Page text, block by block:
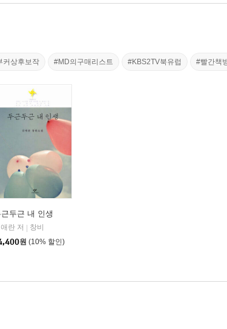
커상후보작 #MD의구매리스트 #KBS2TV북유럽 #빨간책
근두근 내 인생
란 저
창비
원 (10% 할인)